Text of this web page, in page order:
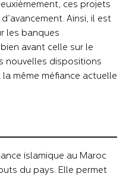
ces projets
Ainsi, il est
les banques
avant celle sur le
nouvelles dispositions
même méfiance actuelle
islamique au Maroc
du pays. Elle permet